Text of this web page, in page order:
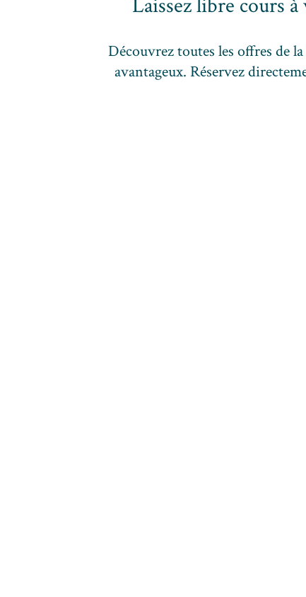
Laissez libre cours
Découvrez toutes les offres de la
avantageux. Réservez